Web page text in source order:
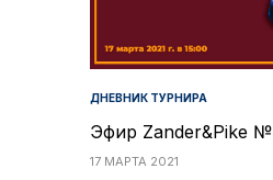
ДНЕВНИК ТУРНИРА
Эфир Zander&Pike
17 МАРТА 2021